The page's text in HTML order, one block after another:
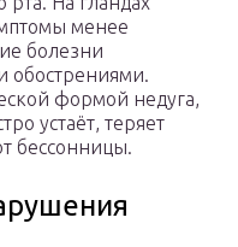
менее
болезни
обострениями.
формой недуга,
устаёт, теряет
бессонницы.